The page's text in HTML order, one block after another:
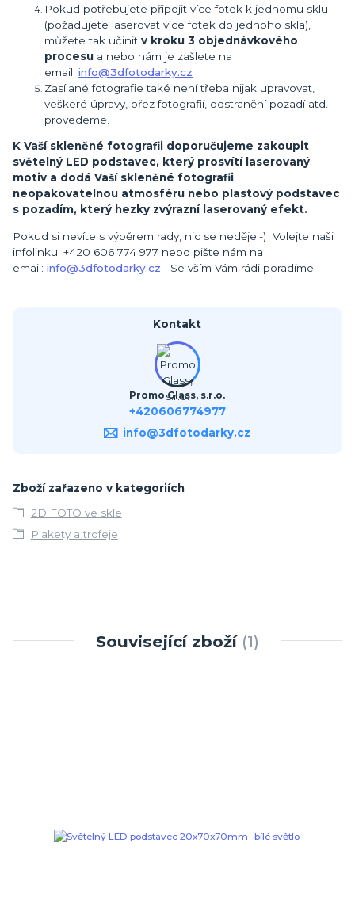
Pokud potřebujete připojit více fotek k jednomu sklu
(požadujete laserovat více fotek do jednoho skla),
můžete tak učinit v kroku 3 objednávkového
procesu a nebo nám je zašlete na
email: info@3dfotodarky.cz
Zasílané fotografie také není třeba nijak upravovat,
veškeré úpravy, ořez fotografií, odstranění pozadí atd.
provedeme.
K Vaší skleněné fotografii doporučujeme zakoupit
světelný LED podstavec, který prosvítí laserovaný
motiv a dodá Vaší skleněné fotografii
neopakovatelnou atmosféru nebo plastový podstavec
s pozadím, který hezky zvýrazní laserovaný efekt.
Pokud si nevíte s výběrem rady, nic se neděje:-) Volejte naši
infolinku: +420 606 774 977 nebo pište nám na
email: info@3dfotodarky.cz Se vším Vám rádi poradíme.
Kontakt
Promo Glass, s.r.o.
+420606774977
info@3dfotodarky.cz
Zboží zařazeno v kategoriích
2D FOTO ve skle
Plakety a trofeje
Související zboží 1